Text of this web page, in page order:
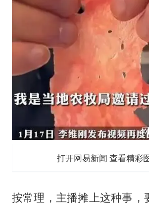
打开网易新闻 查看精彩
按常理，主播摊上这种事，